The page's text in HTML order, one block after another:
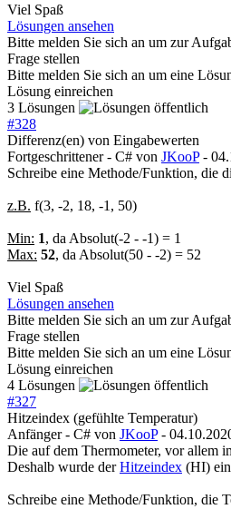
Viel Spaß
Lösungen ansehen
Bitte melden Sie sich an um zur
Frage stellen
Bitte melden Sie sich an um eine
Lösung einreichen
3 Lösungen
#328
Differenz(en) von Eingabewerten
Fortgeschrittener - C# von JKooP -
Schreibe eine Methode/Funktion, die
z.B. f(3, -2, 18, -1, 50)
Min: 1, da Absolut(-2 - -1) = 1
Max: 52, da Absolut(50 - -2) = 52
Viel Spaß
Lösungen ansehen
Bitte melden Sie sich an um zur
Frage stellen
Bitte melden Sie sich an um eine
Lösung einreichen
4 Lösungen
#327
Hitzeindex (gefühlte Temperatur)
Anfänger - C# von JKooP -
Die auf dem Thermometer, vor allem
Deshalb wurde derHitzeindex (HI)
Schreibe eine Methode/Funktion, die